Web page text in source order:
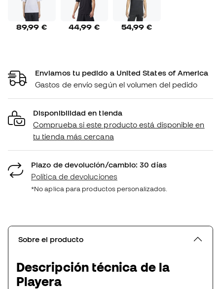
89,99 € 44,99 € 54,99 €
Enviamos tu pedido a United States of America
Gastos de envío según el volumen del pedido
Disponibilidad en tienda
Comprueba si este producto está disponible en
tu tienda más cercana
Plazo de devolución/cambio: 30 días
Política de devoluciones
*No aplica para productos personalizados.
Sobre el producto
Descripción técnica de la
Playera